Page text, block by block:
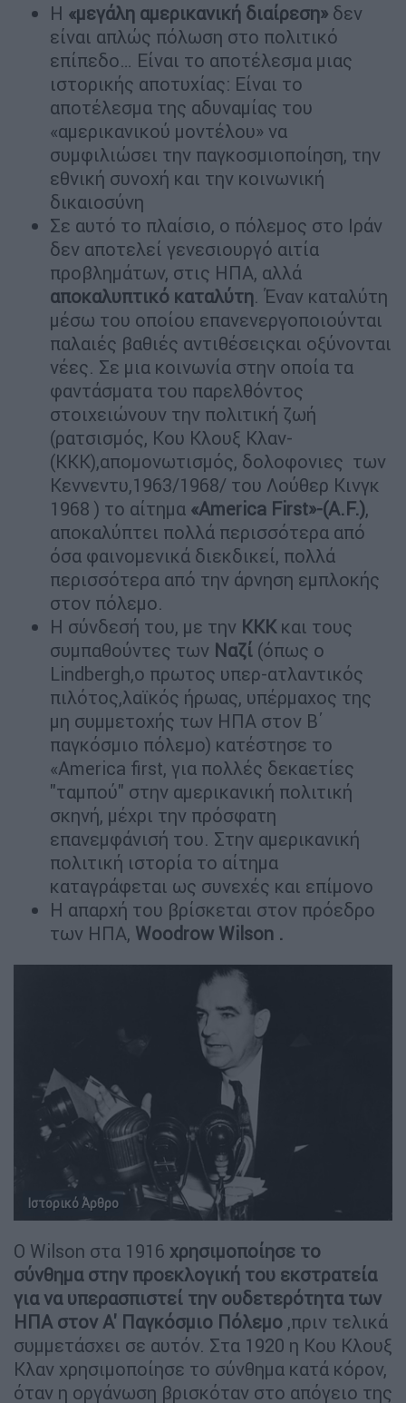
Η «μεγάλη αμερικανική διαίρεση» δεν
είναι απλώς πόλωση στο πολιτικό
επίπεδο… Είναι το αποτέλεσμα μιας
ιστορικής αποτυχίας: Είναι το
αποτέλεσμα της αδυναμίας του
«αμερικανικού μοντέλου» να
συμφιλιώσει την παγκοσμιοποίηση, την
εθνική συνοχή και την κοινωνική
δικαιοσύνη
Σε αυτό το πλαίσιο, ο πόλεμος στο Ιράν
δεν αποτελεί γενεσιουργό αιτία
προβλημάτων, στις ΗΠΑ, αλλά
αποκαλυπτικό καταλύτη. Έναν καταλύτη
μέσω του οποίου επανενεργοποιούνται
παλαιές βαθιές αντιθέσειςκαι οξύνονται
νέες. Σε μια κοινωνία στην οποία τα
φαντάσματα του παρελθόντος
στοιχειώνουν την πολιτική ζωή
(ρατσισμός, Κου Κλουξ Κλαν-
(KKK),απομονωτισμός, δολοφονιες των
Κεννεντυ,1963/1968/ του Λούθερ Κινγκ
1968 ) το αίτημα «America First»-(A.F.),
αποκαλύπτει πολλά περισσότερα από
όσα φαινομενικά διεκδικεί, πολλά
περισσότερα από την άρνηση εμπλοκής
στον πόλεμο.
Η σύνδεσή του, με την ΚΚΚ και τους
συμπαθούντες των Ναζί (όπως ο
Lindbergh,ο πρωτος υπερ-ατλαντικός
πιλότος,λαϊκός ήρωας, υπέρμαχος της
μη συμμετοχής των ΗΠΑ στον Β΄
παγκόσμιο πόλεμο) κατέστησε το
«Αmerica first, για πολλές δεκαετίες
"ταμπού" στην αμερικανική πολιτική
σκηνή, μέχρι την πρόσφατη
επανεμφάνισή του. Στην αμερικανική
πολιτική ιστορία το αίτημα
καταγράφεται ως συνεχές και επίμονο
Η απαρχή του βρίσκεται στον πρόεδρο
των ΗΠΑ, Woodrow Wilson .
Ιστορικό Άρθρο
Ο Wilson στα 1916 χρησιμοποίησε το
σύνθημα στην προεκλογική του εκστρατεία
για να υπερασπιστεί την ουδετερότητα των
ΗΠΑ στον Α' Παγκόσμιο Πόλεμο ,πριν τελικά
συμμετάσχει σε αυτόν. Στα 1920 η Κου Κλουξ
Κλαν χρησιμοποίησε το σύνθημα κατά κόρον,
όταν η οργάνωση βρισκόταν στο απόγειο της